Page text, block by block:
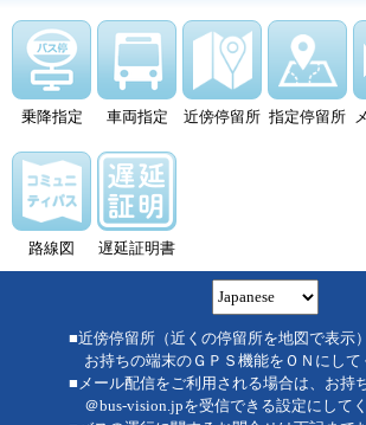
乗降指定 車両指定 近傍停留所 指定停留所
路線図 遅延証明書
■近傍停留所（近くの停留所を地図で表示
お持ちの端末のＧＰＳ機能をＯＮにして
■メール配信をご利用される場合は、お持
＠bus-vision.jpを受信できる設定にしてく